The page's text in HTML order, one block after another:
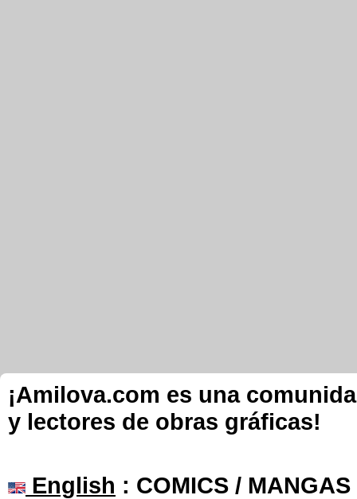
¡Amilova.com es una
y lectores de obras gráficas!
English : COMICS /